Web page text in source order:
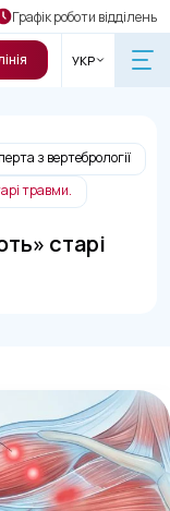
Графік роботи відділень
УКР
з вертебрології
травми.
старі